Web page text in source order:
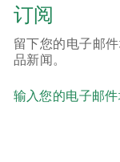
订阅
留下您的电子邮
品新闻。
输入您的电子邮